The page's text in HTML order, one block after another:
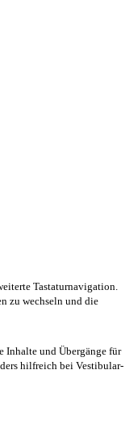
Tastaturnavigation.
zu wechseln und die
Inhalte und Übergänge für
hilfreich bei Vestibular-